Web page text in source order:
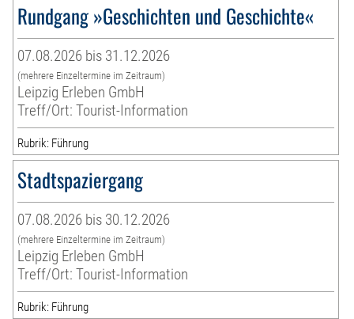
Rundgang »Geschichten und Geschichte«
07.08.2026 bis 31.12.2026
(mehrere Einzeltermine im Zeitraum)
Leipzig Erleben GmbH
Treff/Ort: Tourist-Information
Rubrik: Führung
Stadtspaziergang
07.08.2026 bis 30.12.2026
(mehrere Einzeltermine im Zeitraum)
Leipzig Erleben GmbH
Treff/Ort: Tourist-Information
Rubrik: Führung